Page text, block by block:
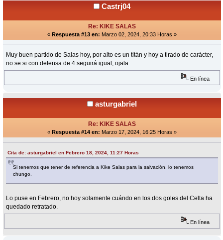
Castrj04
Re: KIKE SALAS
« Respuesta #13 en: Marzo 02, 2024, 20:33 Horas »
Muy buen partido de Salas hoy, por alto es un titán y hoy a tirado de carácter,
no se si con defensa de 4 seguirá igual, ojala
En línea
asturgabriel
Re: KIKE SALAS
« Respuesta #14 en: Marzo 17, 2024, 16:25 Horas »
Cita de: asturgabriel en Febrero 18, 2024, 11:27 Horas
Si tenemos que tener de referencia a Kike Salas para la salvación, lo tenemos
chungo.
Lo puse en Febrero, no hoy solamente cuándo en los dos goles del Celta ha
quedado retratado.
En línea